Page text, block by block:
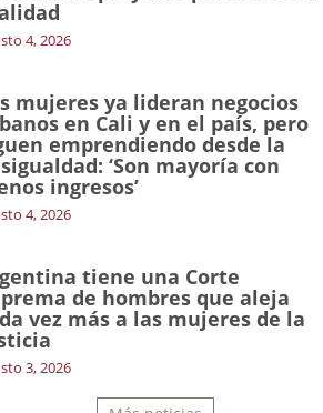
4, 2026
mujeres ya lideran negocios
en Cali y en el país, pero
emprendiendo desde la
‘Son mayoría con
ingresos’
4, 2026
tiene una Corte
de hombres que aleja
vez más a las mujeres de la
3, 2026